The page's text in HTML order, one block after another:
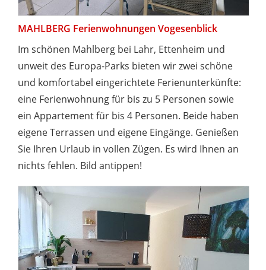
MAHLBERG Ferienwohnungen Vogesenblick
Im schönen Mahlberg bei Lahr, Ettenheim und
unweit des Europa-Parks bieten wir zwei schöne
und komfortabel eingerichtete Ferienunterkünfte:
eine Ferienwohnung für bis zu 5 Personen sowie
ein Appartement für bis 4 Personen. Beide haben
eigene Terrassen und eigene Eingänge. Genießen
Sie Ihren Urlaub in vollen Zügen. Es wird Ihnen an
nichts fehlen. Bild antippen!